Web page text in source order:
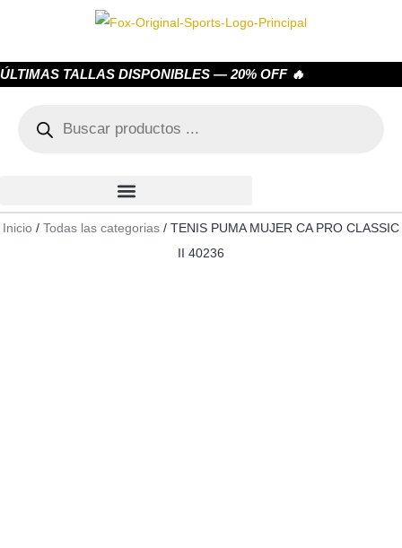
ÚLTIMAS TALLAS DISPONIBLES — 20% OFF 🔥
Inicio / Todas las categorias / TENIS PUMA MUJER CA PRO CLASSIC
II 40236